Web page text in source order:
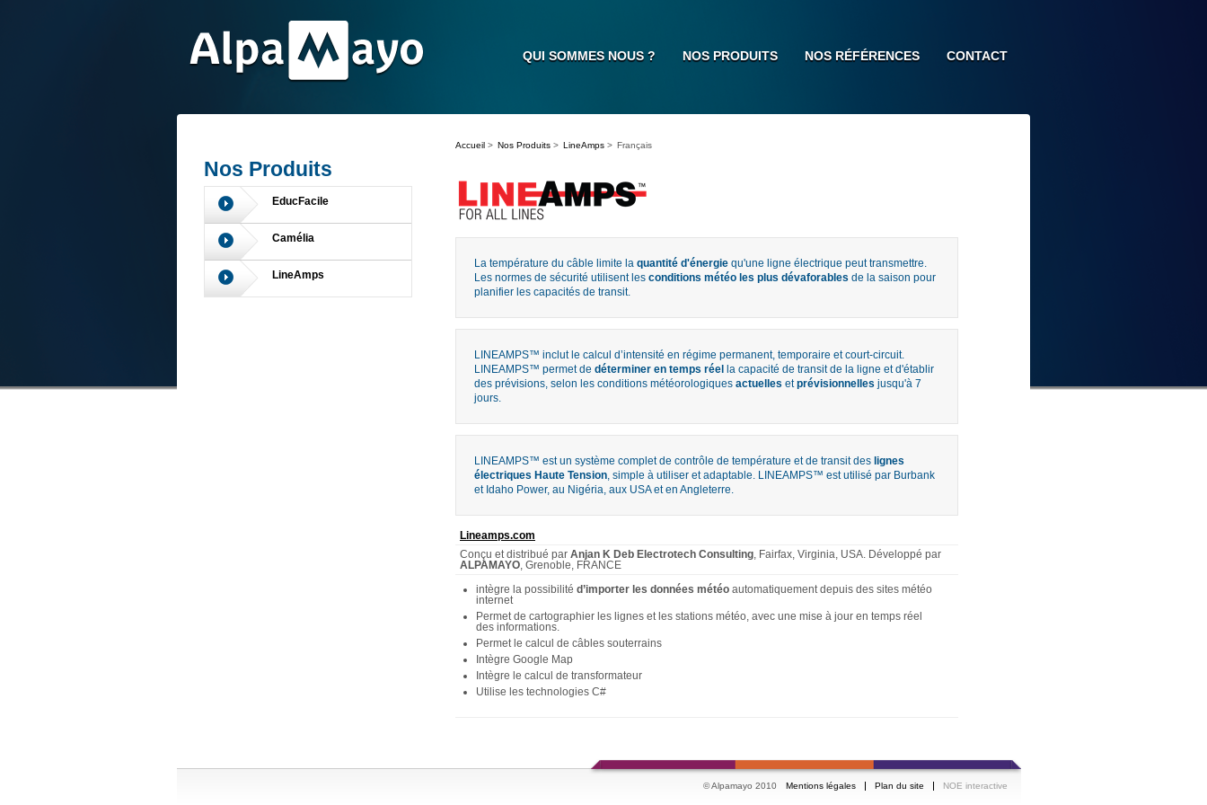
QUI SOMMES NOUS ? NOS PRODUITS NOS RÉFÉRENCES CONTACT
Nos Produits
EducFacile
Camélia
LineAmps
Accueil > Nos Produits > LineAmps > Français
La température du câble limite la quantité d'énergie qu'une ligne électrique peut transmettre.
Les normes de sécurité utilisent les conditions météo les plus dévaforables de la saison pour
planifier les capacités de transit.
LINEAMPS™ inclut le calcul d’intensité en régime permanent, temporaire et court-circuit.
LINEAMPS™ permet de déterminer en temps réel la capacité de transit de la ligne et d'établir
des prévisions, selon les conditions météorologiques actuelles etprévisionnelles jusqu'à 7
jours.
LINEAMPS™ est un système complet de contrôle de température et de transit des lignes
électriques Haute Tension , simple à utiliser et adaptable. LINEAMPS™ est utilisé par Burbank
et Idaho Power, au Nigéria, aux USA et en Angleterre.
Lineamps.com
Conçu et distribué par Anjan K Deb Electrotech Consulting , Fairfax, Virginia, USA. Développé par
ALPAMAYO , Grenoble, FRANCE
intègre la possibilité d’importer les données météo automatiquement depuis des sites météo
internet
Permet de cartographier les lignes et les stations météo, avec une mise à jour en temps réel
des informations.
Permet le calcul de câbles souterrains
Intègre Google Map
Intègre le calcul de transformateur
Utilise les technologies C#
© Alpamayo 2010 Mentions légales Plan du site NOE interactive